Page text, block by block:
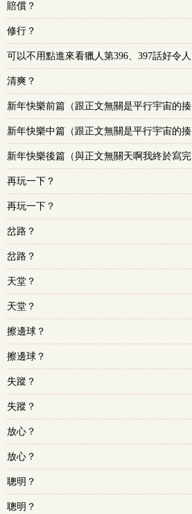
賠償？
修行？
可以不用點進來看獵人第396、397話好令人
清爽？
新年快樂前篇（跟正文無關是平行宇宙的揍
新年快樂中篇（跟正文無關是平行宇宙的揍
新年快樂後篇（與正文無關天啊我終於寫完
再玩一下？
再玩一下？
岔路？
岔路？
天堂？
天堂？
擦邊球？
擦邊球？
失蹤？
失蹤？
放心？
放心？
聰明？
聰明？